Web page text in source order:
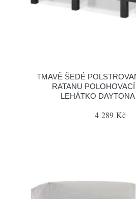
TMAVĚ ŠEDÉ
RATANU
LEHÁTKO
4 289 Kč